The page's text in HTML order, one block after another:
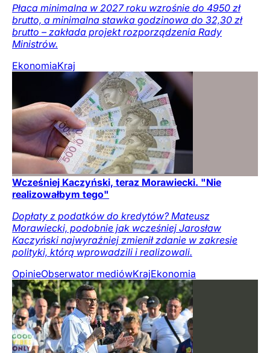
Płaca minimalna w 2027 roku wzrośnie do 4950 zł
brutto, a minimalna stawka godzinowa do 32,30 zł
brutto – zakłada projekt rozporządzenia Rady
Ministrów.
EkonomiaKraj
Wcześniej Kaczyński, teraz Morawiecki. "Nie
realizowałbym tego"
Dopłaty z podatków do kredytów? Mateusz
Morawiecki, podobnie jak wcześniej Jarosław
Kaczyński najwyraźniej zmienił zdanie w zakresie
polityki, którą wprowadzili i realizowali.
OpinieObserwator mediówKrajEkonomia